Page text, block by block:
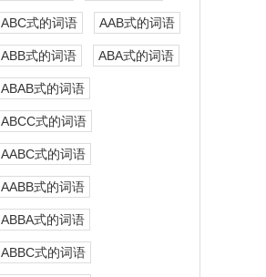
ABC式的词语 AAB式的词语
ABB式的词语 ABA式的词语
ABAB式的词语
ABCC式的词语
AABC式的词语
AABB式的词语
ABBA式的词语
ABBC式的词语